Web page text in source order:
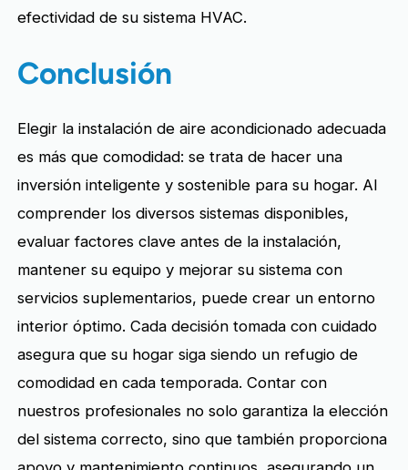
efectividad de su sistema HVAC.
Conclusión
Elegir la instalación de aire acondicionado adecuada
es más que comodidad: se trata de hacer una
inversión inteligente y sostenible para su hogar. Al
comprender los diversos sistemas disponibles,
evaluar factores clave antes de la instalación,
mantener su equipo y mejorar su sistema con
servicios suplementarios, puede crear un entorno
interior óptimo. Cada decisión tomada con cuidado
asegura que su hogar siga siendo un refugio de
comodidad en cada temporada. Contar con
nuestros profesionales no solo garantiza la elección
del sistema correcto, sino que también proporciona